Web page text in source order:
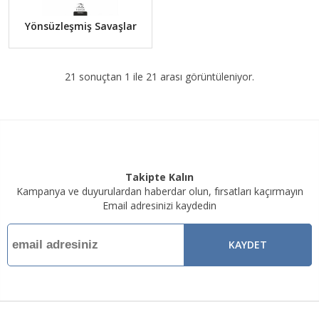
Yönsüzleşmiş Savaşlar
21 sonuçtan 1 ile 21 arası görüntüleniyor.
Takipte Kalın
Kampanya ve duyurulardan haberdar olun, fırsatları kaçırmayın
Email adresinizi kaydedin
KAYDET